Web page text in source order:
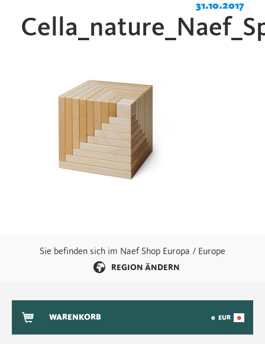
31.10.2017
Sie befinden sich im Naef Shop Europa / Europe
REGION ÄNDERN
WARENKORB 0 EUR 0